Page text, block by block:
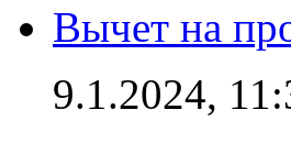
Вычет на
9.1.2024,